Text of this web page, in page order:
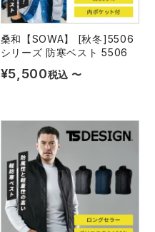
桑和【SOWA】 [秋冬]5506
シリーズ 防寒ベスト 5506
¥5,500税込 〜